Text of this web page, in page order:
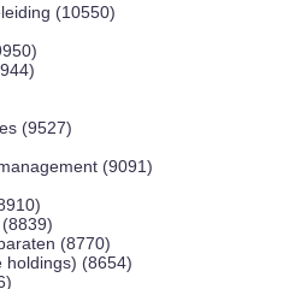
(10550)
(9527)
(9091)
(8770)
holdings) (8654)